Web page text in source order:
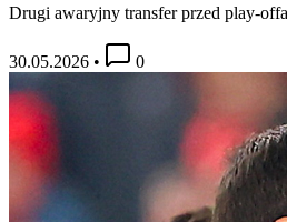
Drugi awaryjny transfer przed play-
30.05.2026 • 0